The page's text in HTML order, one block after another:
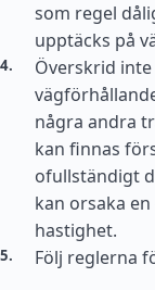
som regel
upptäcks på
Överskrid
några andra
kan finnas
ofullständigt
kan orsaka
hastighet.
Följ reglerna